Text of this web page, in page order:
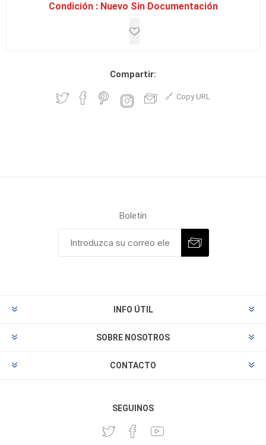
Condición : Nuevo Sin Documentación
Compartir:
Copy URL
Boletín
INFO ÚTIL
SOBRE NOSOTROS
CONTACTO
SEGUINOS